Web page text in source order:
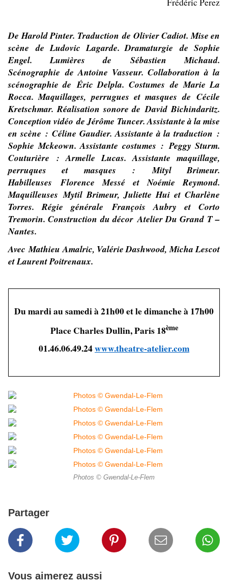
Frédéric Perez
De Harold Pinter. Traduction de Olivier Cadiot. Mise en
scène de Ludovic Lagarde. Dramaturgie de Sophie
Engel. Lumières de Sébastien Michaud.
Scénographie de Antoine Vasseur. Collaboration à la
scénographie de Éric Delpla. Costumes de Marie La
Rocca. Maquillages, perrugues et masques de Cécile
Kretschmar. Réalisation sonore de David Bichindaritz.
Conception vidéo de Jérôme Tuncer. Assistante à la mise
en scène : Céline Gaudier. Assistante à la traduction :
Sophie Mckeown. Assistante costumes : Peggy Sturm.
Couturière : Armelle Lucas. Assistante maquillage,
perruques et masques : Mityl Brimeur.
Habilleuses Florence Messé et Noémie Reymond.
Maquilleuses Mytil Brimeur, Juliette Hui et Charlène
Torres. Régie générale François Aubry et Corto
Tremorin. Construction du décor Atelier Du Grand T –
Nantes.
Avec Mathieu Amalric, Valérie Dashwood, Micha Lescot
et Laurent Poitrenaux.
Du mardi au samedi à 21h00 et le dimanche à 17h00
Place Charles Dullin, Paris 18ème
01.46.06.49.24www.theatre-atelier.com
Photos © Gwendal-Le-Flem
Partager
Vous aimerez aussi